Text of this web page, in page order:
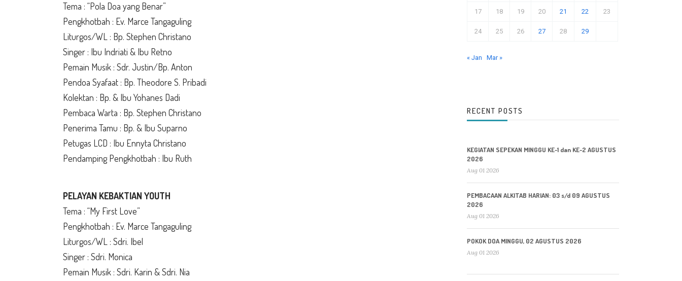
Tema : “Pola Doa yang Benar”
Pengkhotbah : Ev. Marce Tangaguling
Liturgos/WL : Bp. Stephen Christano
Singer : Ibu Indriati & Ibu Retno
Pemain Musik : Sdr. Justin/Bp. Anton
Pendoa Syafaat : Bp. Theodore S. Pribadi
Kolektan : Bp. & Ibu Yohanes Dadi
Pembaca Warta : Bp. Stephen Christano
Penerima Tamu : Bp. & Ibu Suparno
Petugas LCD : Ibu Ennyta Christano
Pendamping Pengkhotbah : Ibu Ruth
PELAYAN KEBAKTIAN YOUTH
Tema : “My First Love”
Pengkhotbah : Ev. Marce Tangaguling
Liturgos/WL : Sdri. Ibel
Singer : Sdri. Monica
Pemain Musik : Sdri. Karin & Sdri. Nia
17 18 19 20 21 22 23
24 25 26 27 28 29
« Jan Mar »
RECENT POSTS
KEGIATAN SEPEKAN MINGGU KE-1 dan KE-2 AGUSTUS
2026
Aug 01 2026
PEMBACAAN ALKITAB HARIAN: 03 s/d 09 AGUSTUS
2026
Aug 01 2026
POKOK DOA MINGGU, 02 AGUSTUS 2026
Aug 01 2026